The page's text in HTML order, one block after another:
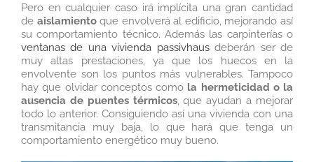
Pero en cualquier caso irá implícita una gran cantidad
de aislamientoque envolverá al edificio, mejorando así
su comportamiento técnico. Además las carpinterías o
ventanas de una vivienda passivhausdeberán ser de
muy altas prestaciones, ya que los huecos en la
envolvente son los puntos más vulnerables. Tampoco
hay que olvidar conceptos como la hermeticidad o la
ausencia de puentes térmicos, que ayudan a mejorar
todo lo anterior. Consiguiendo así una vivienda con una
transmitancia muy baja, lo que hará que tenga un
comportamiento energético muy bueno.